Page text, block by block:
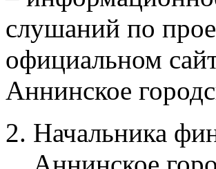
слушаний по
официальном
Аннинское
Начальника